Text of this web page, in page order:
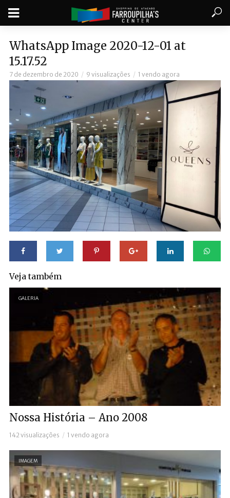
WhatsApp Image 2020-12-01 at
15.17.52
7 de dezembro de 2020 9 visualizações 1 vendo agora
Veja também
GALERIA
Nossa História – Ano 2008
142 visualizações 1 vendo agora
IMAGEM